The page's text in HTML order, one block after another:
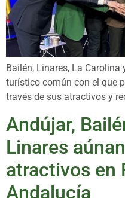
Bailén, Linares, La
turístico común con el que
través de sus atractivos y
Andújar,
Linares
atractivos en
Andalucía